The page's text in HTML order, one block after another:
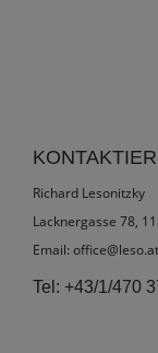
Richard Lesonitzky
Lacknergasse 78,
Email: office@leso.at
Tel: +43/1/470